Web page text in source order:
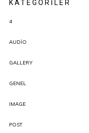
KATEGORILER
4
AUDIO
GALLERY
GENEL
IMAGE
POST